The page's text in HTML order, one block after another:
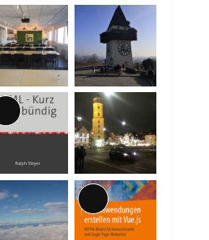
Lange
Beschreibung
Lange
Beschreibung